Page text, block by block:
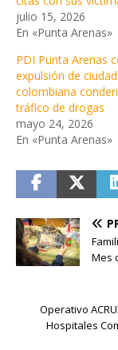
julio 15, 2026
En «Punta Arenas»
PDI Punta Arenas
expulsión de
colombiana
tráfico de drogas
mayo 24, 2026
En «Punta Arenas»
Mes
Operativo
Hospitales